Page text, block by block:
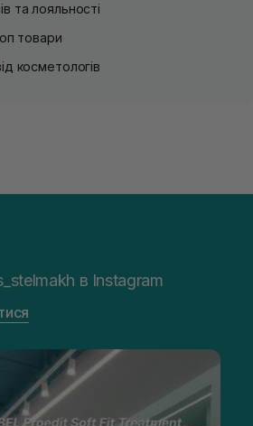
та лояльності
товари
косметологів
в Instagram